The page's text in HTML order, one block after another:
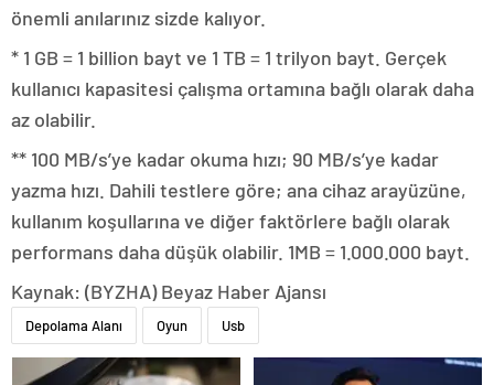
önemli anılarınız sizde kalıyor.
* 1 GB = 1 billion bayt ve 1 TB = 1 trilyon bayt. Gerçek
kullanıcı kapasitesi çalışma ortamına bağlı olarak daha
az olabilir.
** 100 MB/s’ye kadar okuma hızı; 90 MB/s’ye kadar
yazma hızı. Dahili testlere göre; ana cihaz arayüzüne,
kullanım koşullarına ve diğer faktörlere bağlı olarak
performans daha düşük olabilir. 1MB = 1.000.000 bayt.
Kaynak: (BYZHA) Beyaz Haber Ajansı
Depolama Alanı Oyun Usb